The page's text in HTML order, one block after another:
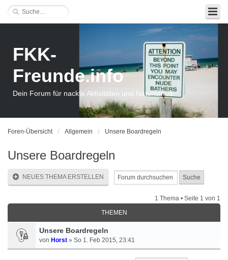
FKK-
Freunde.info
Dein Forum für nackte Aktivitäten und Naturismus
Foren-Übersicht Allgemein Unsere Boardregeln
Unsere Boardregeln
NEUES THEMA ERSTELLEN
1 Thema • Seite 1 von 1
THEMEN
Unsere Boardregeln
von Horst » So 1. Feb 2015, 23:41